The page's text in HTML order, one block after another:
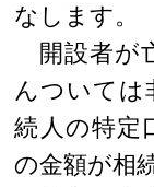
なします。
開設者が
んついては
続人の特定
の金額が相